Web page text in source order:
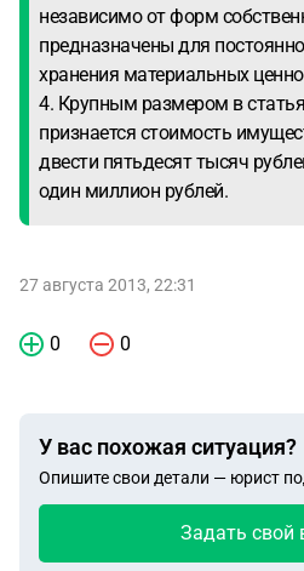
независимо от форм
предназначены для
хранения материальных
4. Крупным размером в
признается стоимость
двести пятьдесят тысяч
один миллион рублей.
27 августа 2013, 22:31
0 0
У вас похожая ситуация?
Опишите свои детали — юрист
Задать свой